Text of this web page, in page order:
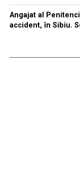
Angajat al
accident, în Sibiu.